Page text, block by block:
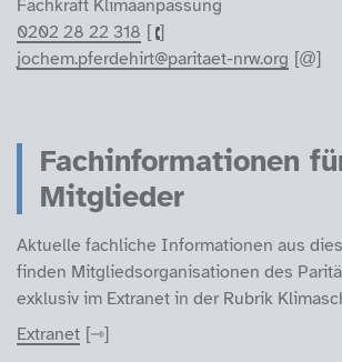
Fachkraft Klimaanpassung
0202 28 22 318
jochem.pferdehirt@paritaet-nrw.org
Fachinformationen
Mitglieder
Aktuelle fachliche Informationen aus
finden Mitgliedsorganisationen des
exklusiv im Extranet in der Rubrik
Extranet